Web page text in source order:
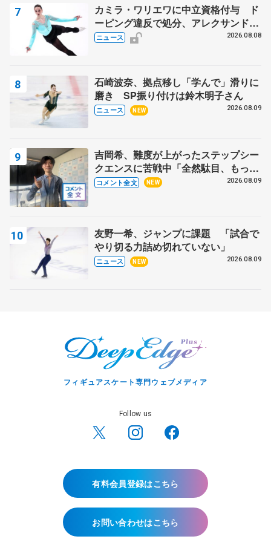
カミラ・ワリエワに中立資格付与 ド
ーピング違反で処分、アレクサンド
ラ・イグナトワも
ニュース 2026.08.08
石崎波奈、拠点移し「学んで」滑りに
磨き SP振り付けは鈴木明子さん
ニュース NEW 2026.08.09
吉岡希、難度が上がったステップシー
クエンスに苦戦中「全然駄目、もっと
いいエッジで踏めるようにしたいな」
コメント全文 NEW 2026.08.09
友野一希、ジャンプに課題 「試合で
やり切る力詰め切れていない」
ニュース NEW 2026.08.09
フィギュアスケート専門ウェブメディア
Follow us
有料会員登録はこちら
お問い合わせはこちら